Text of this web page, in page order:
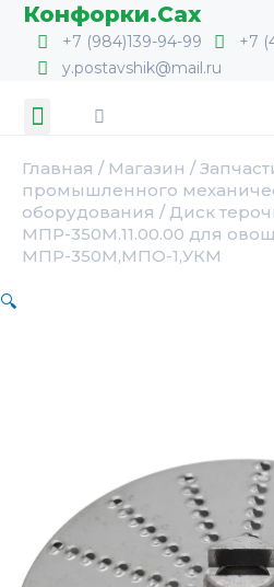
Перейти
содержимому
Конфорки.Сах
+7 (984)139-94-99
+7
y.postavshik@mail.ru
MenuSearch
Главная / Магазин /
промышленного
оборудования / Диск
МПР-350М.11.00.00 для
МПР-350М,МПО-1,УКМ
🔍